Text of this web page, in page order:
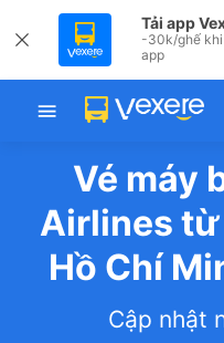
Tải app
-30k/ghế khi
app
Vé máy
Airlines từ
Hồ Chí
Cập nhật